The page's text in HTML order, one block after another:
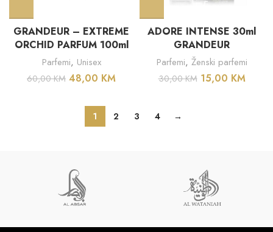
GRANDEUR – EXTREME
ORCHID PARFUM 100ml
Parfemi, Unisex
60,00KM 48,00 KM
ADORE INTENSE 30ml
GRANDEUR
Parfemi, Ženski parfemi
30,00KM 15,00 KM
1 2 3 4 →